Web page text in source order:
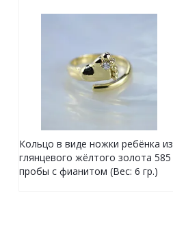
Кольцо в виде ножки ребёнка из
глянцевого жёлтого золота 585
пробы с фианитом (Вес: 6 гр.)